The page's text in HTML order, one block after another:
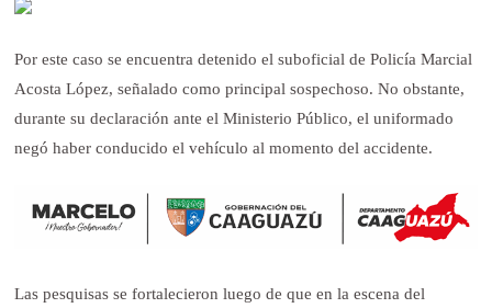
Por este caso se encuentra detenido el suboficial de Policía Marcial
Acosta López, señalado como principal sospechoso. No obstante,
durante su declaración ante el Ministerio Público, el uniformado
negó haber conducido el vehículo al momento del accidente.
Las pesquisas se fortalecieron luego de que en la escena del